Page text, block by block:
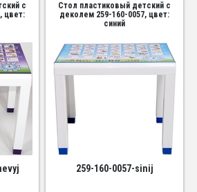
с
цвет:
Стол пластиковый детский с
деколем 259-160-0057, цвет:
синий
259-160-0057-sinij